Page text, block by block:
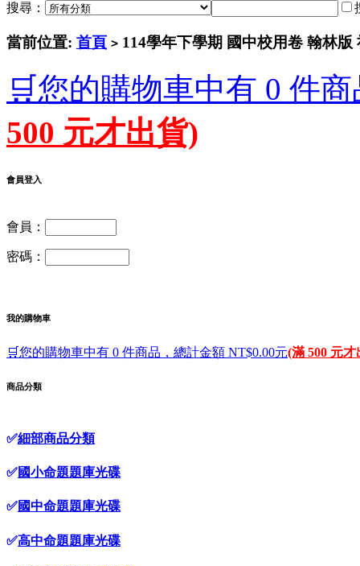
搜尋：
當前位置: 首頁 > 114學年下學期 國中校用卷 翰林
🛒您的購物車中有 0 件
500 元才出貨)
會員登入
會員：
密碼：
我的購物車
🛒您的購物車中有 0 件商品，總計金額 NT$0.00元(滿 500 元才
商品分類
✅細部商品分類
✅國小命題題庫光碟
✅國中命題題庫光碟
✅高中命題題庫光碟